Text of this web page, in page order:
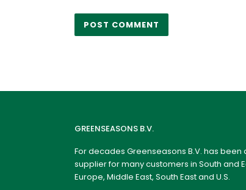
GREENSEASONS B.V.
For decades Greenseasons B.V. has been
supplier for many customers in South and
Europe, Middle East, South East and U.S.